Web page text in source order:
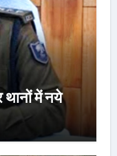
थानों में नये